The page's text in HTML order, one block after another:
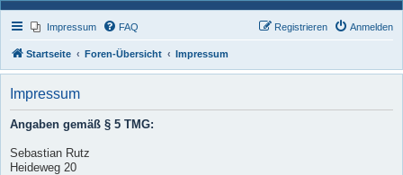
Impressum FAQ Anmelden
Registrieren
Startseite Foren-Übersicht Impressum
Impressum
Angaben gemäß § 5 TMG:
Sebastian Rutz
Heideweg 20